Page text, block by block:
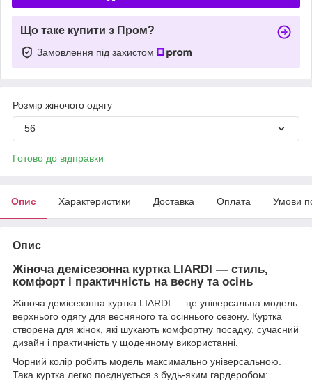
Що таке купити з Пром?
Замовлення під захистом
Розмір жіночого одягу
56
Готово до відправки
Опис Характеристики Доставка Оплата Умови
Опис
Жіноча демісезонна куртка LIARDI — стиль,
комфорт і практичність на весну та осінь
Жіноча демісезонна куртка LIARDI — це універсальна модель
верхнього одягу для весняного та осіннього сезону. Куртка
створена для жінок, які шукають комфортну посадку, сучасний
дизайн і практичність у щоденному використанні.
Чорний колір робить модель максимально універсальною.
Така куртка легко поєднується з будь-яким гардеробом: